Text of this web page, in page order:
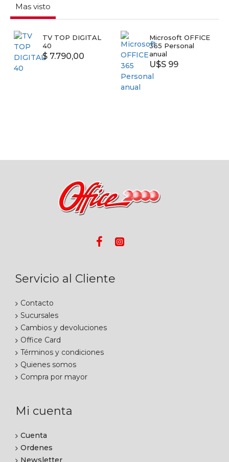
Mas visto
TV TOP DIGITAL
40
$ 7.790,00
Microsoft OFFICE
365 Personal
anual
U$S 99
Servicio al Cliente
Contacto
Sucursales
Cambios y devoluciones
Office Card
Términos y condiciones
Quienes somos
Compra por mayor
Mi cuenta
Cuenta
Ordenes
Newsletter